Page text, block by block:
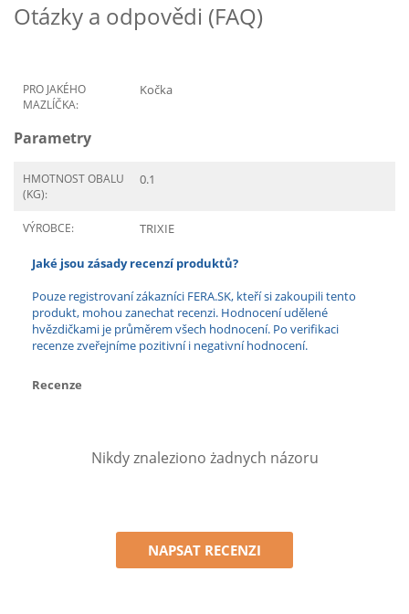
Otázky a odpovědi (FAQ)
PRO JAKÉHO
MAZLÍČKA:
Kočka
Parametry
HMOTNOST OBALU
(KG):
0.1
VÝROBCE: TRIXIE
Jaké jsou zásady recenzí produktů?
Pouze registrovaní zákazníci FERA.SK, kteří si zakoupili tento
produkt, mohou zanechat recenzi. Hodnocení udělené
hvězdičkami je průměrem všech hodnocení. Po verifikaci
recenze zveřejníme pozitivní i negativní hodnocení.
Recenze
Nikdy znaleziono żadnych názoru
NAPSAT RECENZI